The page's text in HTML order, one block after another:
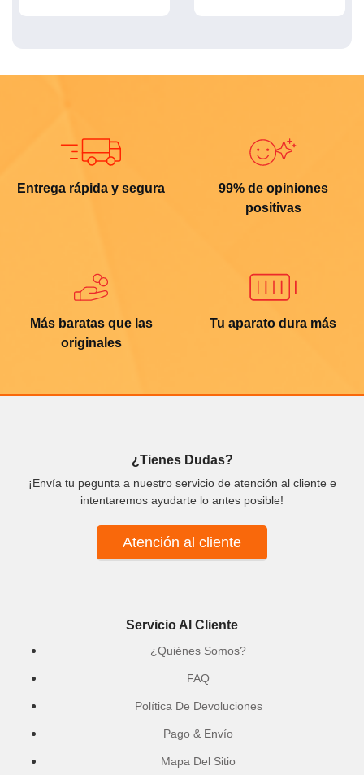
Entrega rápida y segura
99% de opiniones
positivas
Más baratas que las
originales
Tu aparato dura más
¿Tienes Dudas?
¡Envía tu pegunta a nuestro servicio de atención al cliente e
intentaremos ayudarte lo antes posible!
Atención al cliente
Servicio Al Cliente
¿Quiénes Somos?
FAQ
Política De Devoluciones
Pago & Envío
Mapa Del Sitio